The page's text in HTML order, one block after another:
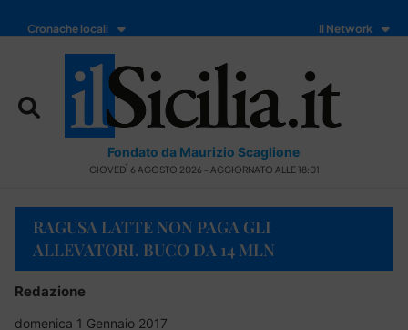
Cronache locali Il Network
Fondato da Maurizio Scaglione
GIOVEDÌ 6 AGOSTO 2026 - AGGIORNATO ALLE 18:01
RAGUSA LATTE NON PAGA GLI
ALLEVATORI. BUCO DA 14 MLN
Redazione
domenica 1 Gennaio 2017